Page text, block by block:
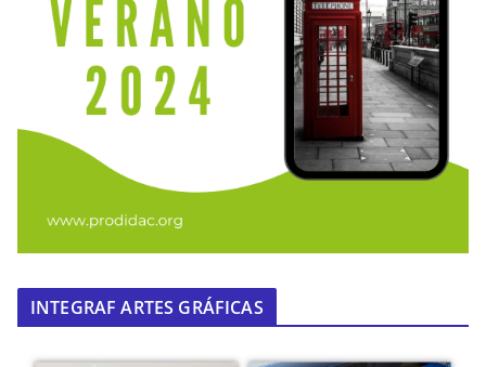
INTEGRAF ARTES GRÁFICAS